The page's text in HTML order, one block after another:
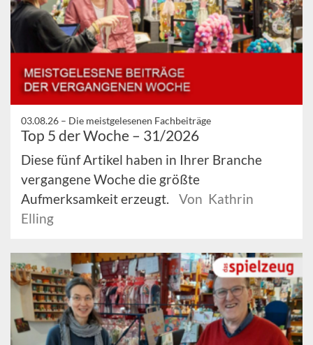
03.08.26 – Die meistgelesenen Fachbeiträge
Top 5 der Woche – 31/2026
Diese fünf Artikel haben in Ihrer Branche
vergangene Woche die größte
Aufmerksamkeit erzeugt.
Von Kathrin
Elling